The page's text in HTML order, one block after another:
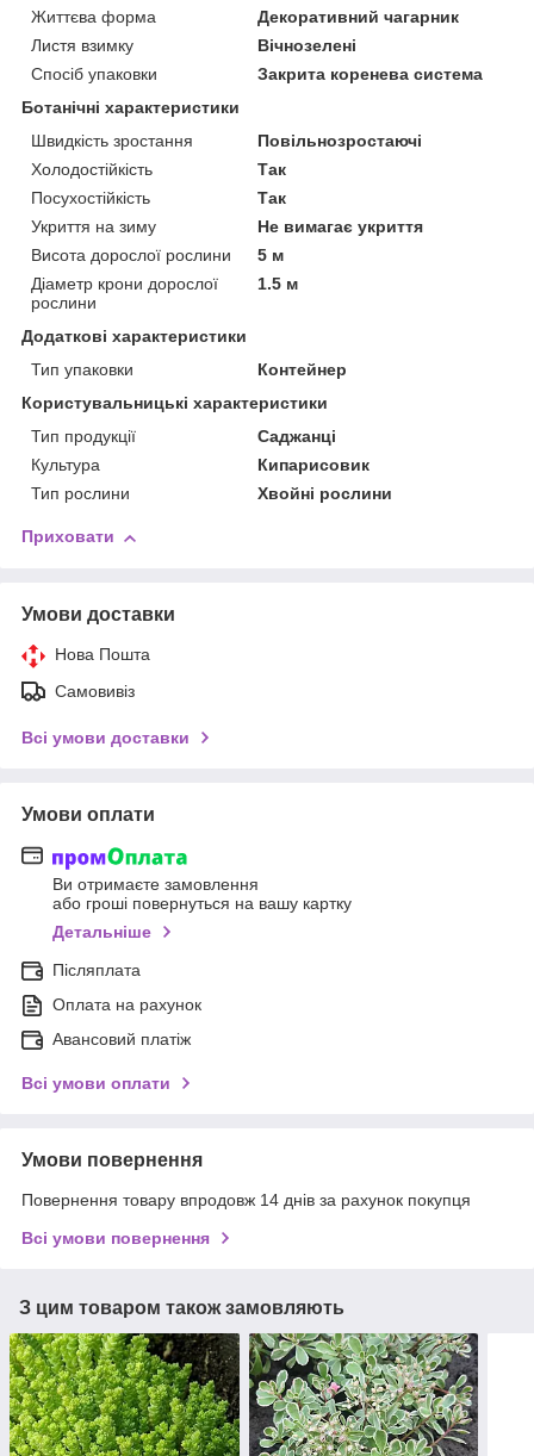
Життєва форма
Декоративний чагарник
Листя взимку
Вічнозелені
Спосіб упаковки
Закрита коренева система
Ботанічні характеристики
Швидкість зростання
Повільнозростаючі
Холодостійкість
Так
Посухостійкість
Так
Укриття на зиму
Не вимагає укриття
Висота дорослої рослини
5 м
Діаметр крони дорослої
рослини
1.5 м
Додаткові характеристики
Тип упаковки
Контейнер
Користувальницькі характеристики
Тип продукції
Саджанці
Культура
Кипарисовик
Тип рослини
Хвойні рослини
Приховати
Умови доставки
Нова Пошта
Самовивіз
Всі умови доставки
Умови оплати
Ви отримаєте замовлення
або гроші повернуться на вашу картку
Детальніше
Післяплата
Оплата на рахунок
Авансовий платіж
Всі умови оплати
Умови повернення
Повернення товару впродовж 14 днів за рахунок покупця
Всі умови повернення
З цим товаром також замовляють